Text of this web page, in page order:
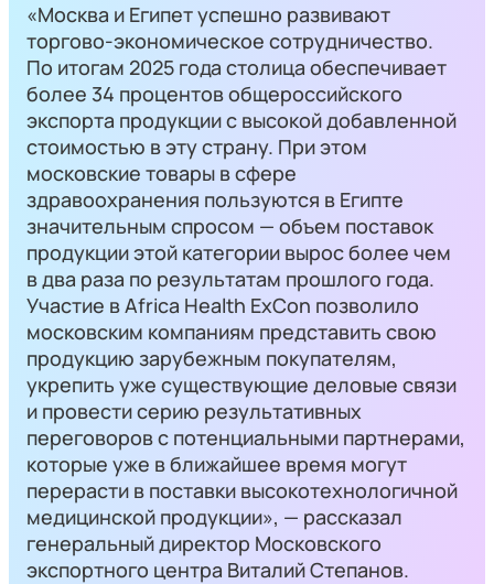
«Москва и Египет успешно развивают
торгово-экономическое сотрудничество.
По итогам 2025 года столица обеспечивает
более 34 процентов общероссийского
экспорта продукции с высокой добавленной
стоимостью в эту страну. При этом
московские товары в сфере
здравоохранения пользуются в Египте
значительным спросом — объем поставок
продукции этой категории вырос более чем
в два раза по результатам прошлого года.
Участие в Africa Health ExCon позволило
московским компаниям представить свою
продукцию зарубежным покупателям,
укрепить уже существующие деловые связи
и провести серию результативных
переговоров с потенциальными партнерами,
которые уже в ближайшее время могут
перерасти в поставки высокотехнологичной
медицинской продукции», — рассказал
генеральный директор Московского
экспортного центра Виталий Степанов.